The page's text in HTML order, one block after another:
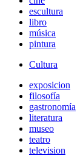
escultura
libro
música
pintura
Cultura
exposicion
filosofía
gastronomía
literatura
museo
teatro
television